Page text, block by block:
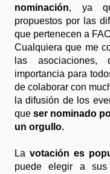
nominación, ya
propuestos por las
que pertenecen a
Cualquiera que me
las
importancia para
de colaborar con
la difusión de los
queser nominado
un orgullo.
Lavotación es
puede elegir a